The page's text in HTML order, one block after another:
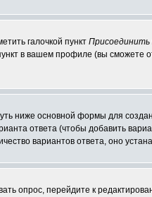
галочкой пункт Присоединить
в вашем профиле (вы сможете
ниже основной формы для
ответа (чтобы добавить
вариантов ответа, оно
опрос, перейдите к